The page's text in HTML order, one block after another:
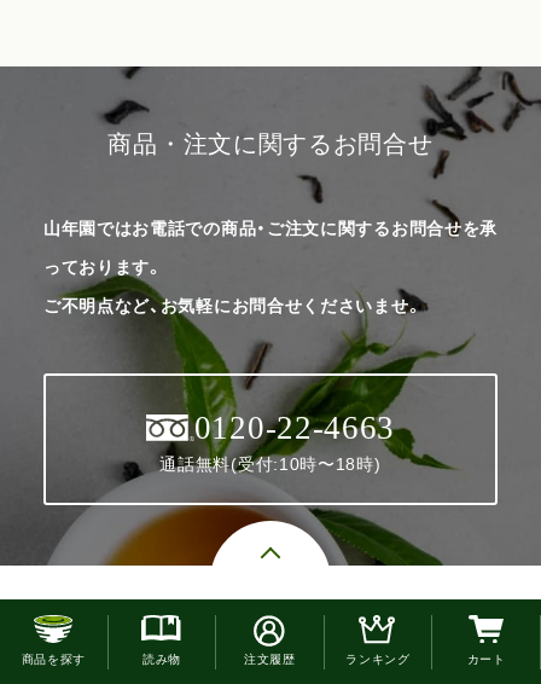
商品・注文に関するお問合せ
山年園ではお電話での商品・ご注文に関するお問合せを承
っております。
ご不明点など、お気軽にお問合せくださいませ。
0120-22-4663
通話無料(受付:10時〜18時)
お電話でのご注文はこちら
商品を探す 読み物 注文履歴 ランキング カート